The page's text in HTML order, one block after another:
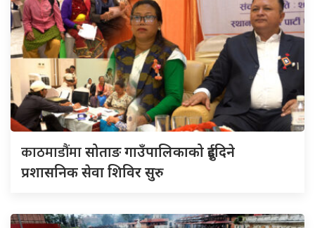
काठमाडौंमासोताङ गाउँपालिकाको दुईदिने
प्रशासनिक सेवा शिविर सुरु